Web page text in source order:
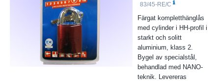
83/45-RE/C
Färgat kompletthänglås
med cylinder i HH-profil i
starkt och solitt
aluminium, klass 2.
Bygel av specialstål,
behandlad med NANO-
teknik. Levereras